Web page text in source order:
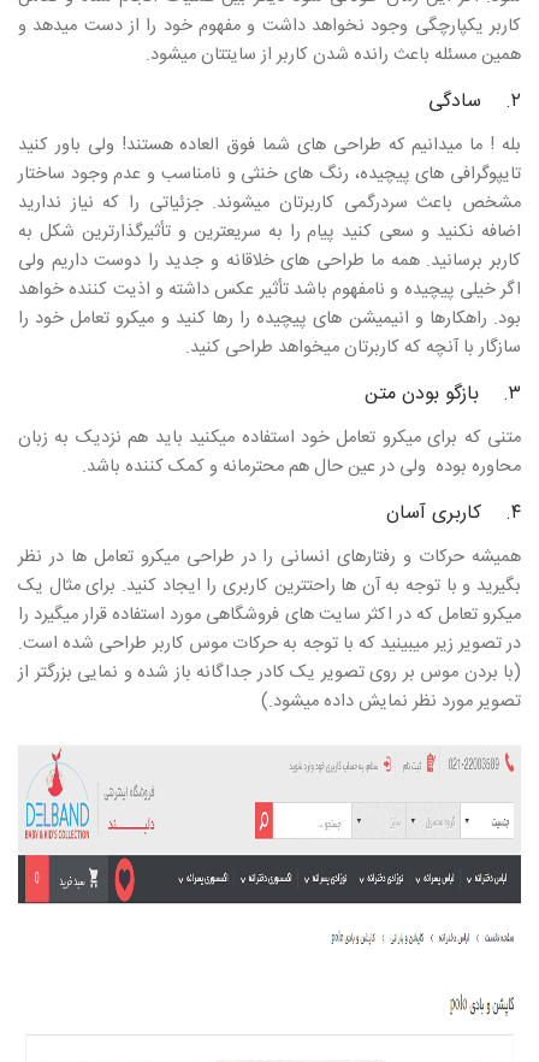
کاربر یکپارچگی وجود نخواهد داشت و مفهوم خود را از دست میدهد و
همین مسئله باعث رانده شدن کاربر از سایتتان میشود.
۲. سادگی
بله ! ما میدانیم که طراحی های شما فوق العاده هستند! ولی باور کنید
تایپوگرافی های پیچیده، رنگ های خنثی و نامناسب و عدم وجود ساختار
مشخص باعث سردرگمی کاربرتان میشوند. جزئیاتی را که نیاز ندارید
اضافه نکنید و سعی کنید پیام را به سریعترین و تأثیرگذارترین شکل به
کاربر برسانید. همه ما طراحی های خلاقانه و جدید را دوست داریم ولی
اگر خیلی پیچیده و نامفهوم باشد تأثیر عکس داشته و اذیت کننده خواهد
بود. راهکارها و انیمیشن های پیچیده را رها کنید و میکرو تعامل خود را
سازگار با آنچه که کاربرتان میخواهد طراحی کنید.
۳. بازگو بودن متن
متنی که برای میکرو تعامل خود استفاده میکنید باید هم نزدیک به زبان
محاوره بوده ولی در عین حال هم محترمانه و کمک کننده باشد.
۴. کاربری آسان
همیشه حرکات و رفتارهای انسانی را در طراحی میکرو تعامل ها در نظر
بگیرید و با توجه به آن ها راحتترین کاربری را ایجاد کنید. برای مثال یک
میکرو تعامل که در اکثر سایت های فروشگاهی مورد استفاده قرار میگیرد را
در تصویر زیر میبینید که با توجه به حرکات موس کاربر طراحی شده است.
(با بردن موس بر روی تصویر یک کادر جداگانه باز شده و نمایی بزرگتر از
تصویر مورد نظر نمایش داده میشود.)